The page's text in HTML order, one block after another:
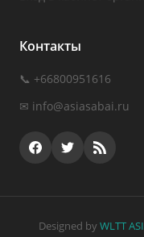
Контакты
📞 +66800951616
✉ info@asiasabai.ru
Designed by WLTT